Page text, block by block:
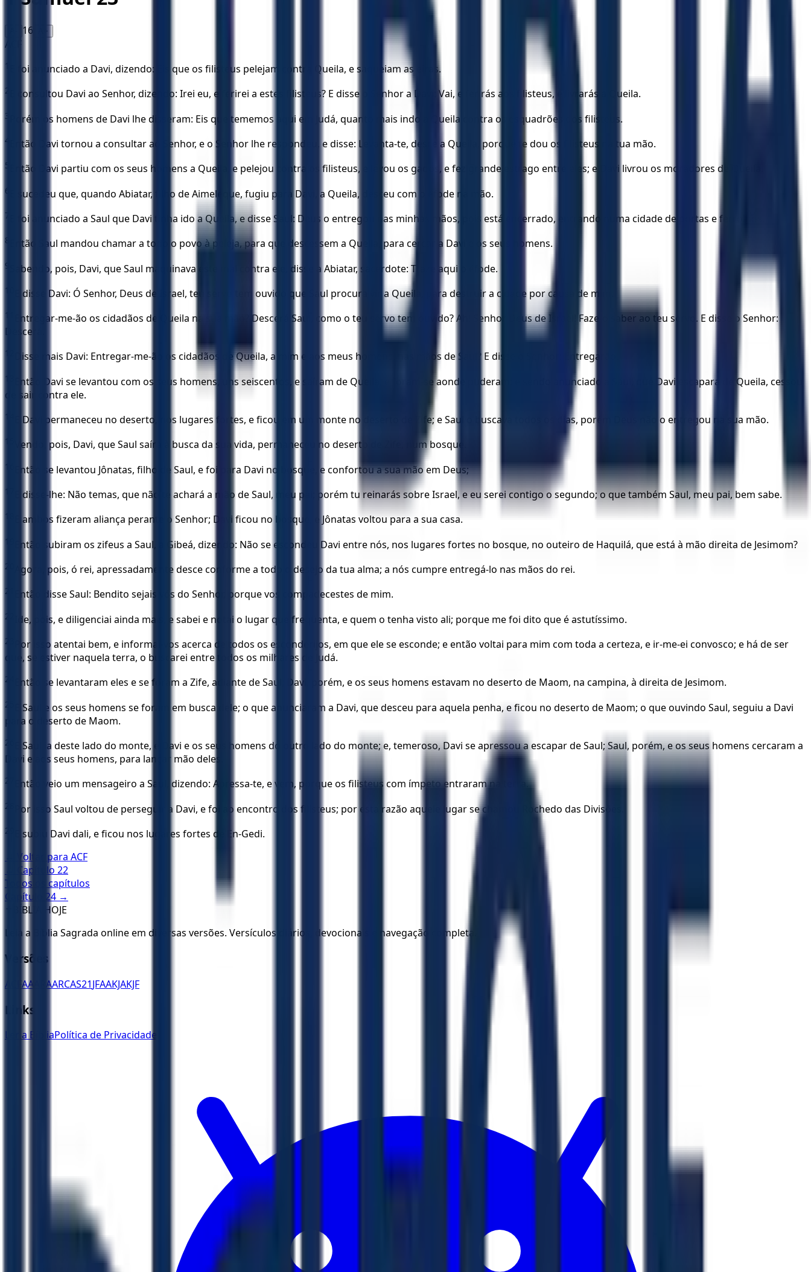
16 A+
ACF
1 E foi anunciado a Davi, dizendo: Eis que os filisteus pelejam contra Queila, e saqueiam as eiras.
2 E consultou Davi ao Senhor, dizendo: Irei eu, e ferirei a estes filisteus? E disse o Senhor a Davi: Vai, e ferirás aos filisteus, e livrarás a Queila.
3 Porém os homens de Davi lhe disseram: Eis que tememos aqui em Judá, quanto mais indo a Queila contra os esquadrões dos filisteus.
4 Então Davi tornou a consultar ao Senhor, e o Senhor lhe respondeu, e disse: Levanta-te, desce a Queila, porque te dou os filisteus na tua mão.
5 Então Davi partiu com os seus homens a Queila, e pelejou contra os filisteus, e levou os gados, e fez grande estrago entre eles; e Davi livrou os moradores de Queila.
6 E sucedeu que, quando Abiatar, filho de Aimeleque, fugiu para Davi, a Queila, desceu com o éfode na mão.
7 E foi anunciado a Saul que Davi tinha ido a Queila, e disse Saul: Deus o entregou nas minhas mãos, pois está encerrado, entrando numa cidade de portas e ferrolhos.
8 Então Saul mandou chamar a todo o povo à peleja, para que descessem a Queila, para cercar a Davi e os seus homens.
9 Sabendo, pois, Davi, que Saul maquinava este mal contra ele, disse a Abiatar, sacerdote: Traze aqui o éfode.
10 E disse Davi: Ó Senhor, Deus de Israel, teu servo tem ouvido que Saul procura vir a Queila, para destruir a cidade por causa de mim.
11
Entregar-me-ão os cidadãos de Queila na sua mão? Descerá Saul, como o teu servo tem ouvido? Ah! Senhor Deus de Israel! Faze-o saber ao teu servo. E disse o Senhor:
Descerá.
12 Disse mais Davi: Entregar-me-ão os cidadãos de Queila, a mim e aos meus homens, nas mãos de Saul? E disse o Senhor: Entregarão.
13
Então Davi se levantou com os seus homens, uns seiscentos, e saíram de Queila, e foram-se aonde puderam; e sendo anunciado a Saul, que Davi escapara de Queila, cessou
de sair contra ele.
14 E Davi permaneceu no deserto, nos lugares fortes, e ficou em um monte no deserto de Zife; e Saul o buscava todos os dias, porém Deus não o entregou na sua mão.
15 Vendo, pois, Davi, que Saul saíra à busca da sua vida, permaneceu no deserto de Zife, num bosque.
16 Então se levantou Jônatas, filho de Saul, e foi para Davi no bosque, e confortou a sua mão em Deus;
17 E disse-lhe: Não temas, que não te achará a mão de Saul, meu pai; porém tu reinarás sobre Israel, e eu serei contigo o segundo; o que também Saul, meu pai, bem sabe.
18 E ambos fizeram aliança perante o Senhor; Davi ficou no bosque, e Jônatas voltou para a sua casa.
19 Então subiram os zifeus a Saul, a Gibeá, dizendo: Não se escondeu Davi entre nós, nos lugares fortes no bosque, no outeiro de Haquilá, que está à mão direita de Jesimom?
20 Agora, pois, ó rei, apressadamente desce conforme a todo o desejo da tua alma; a nós cumpre entregá-lo nas mãos do rei.
21 Então disse Saul: Bendito sejais vós do Senhor, porque vos compadecestes de mim.
22 Ide, pois, e diligenciai ainda mais, e sabei e notai o lugar que freqüenta, e quem o tenha visto ali; porque me foi dito que é astutíssimo.
23
Por isso atentai bem, e informai-vos acerca de todos os esconderijos, em que ele se esconde; e então voltai para mim com toda a certeza, e ir-me-ei convosco; e há de ser
que, se estiver naquela terra, o buscarei entre todos os milhares de Judá.
24 Então se levantaram eles e se foram a Zife, adiante de Saul; Davi, porém, e os seus homens estavam no deserto de Maom, na campina, à direita de Jesimom.
25
E Saul e os seus homens se foram em busca dele; o que anunciaram a Davi, que desceu para aquela penha, e ficou no deserto de Maom; o que ouvindo Saul, seguiu a Davi
para o deserto de Maom.
26
E Saul ia deste lado do monte, e Davi e os seus homens do outro lado do monte; e, temeroso, Davi se apressou a escapar de Saul; Saul, porém, e os seus homens cercaram a
Davi e aos seus homens, para lançar mão deles.
27 Então veio um mensageiro a Saul, dizendo: Apressa-te, e vem, porque os filisteus com ímpeto entraram na terra.
28 Por isso Saul voltou de perseguir a Davi, e foi ao encontro dos filisteus; por esta razão aquele lugar se chamou Rochedo das Divisões.
29
E subiu Davi dali, e ficou nos lugares fortes de En-Gedi.
← Voltar para ACF
← Capítulo 22
Todos os capítulos
Capítulo
24 →
BÍBLIA HOJE
Leia a Bíblia Sagrada online em diversas versões. Versículos diários, devocionais e navegação completa.
Versões
ACFAA ARAARCAS21JFAAKJAKJF
Links
Ler a BíbliaPolítica de Privacidade